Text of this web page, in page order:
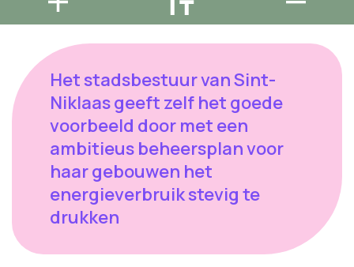
Het stadsbestuur van Sint-
Niklaas geeft zelf het goede
voorbeeld door met een
ambitieus beheersplan voor
haar gebouwen het
energieverbruik stevig te
drukken